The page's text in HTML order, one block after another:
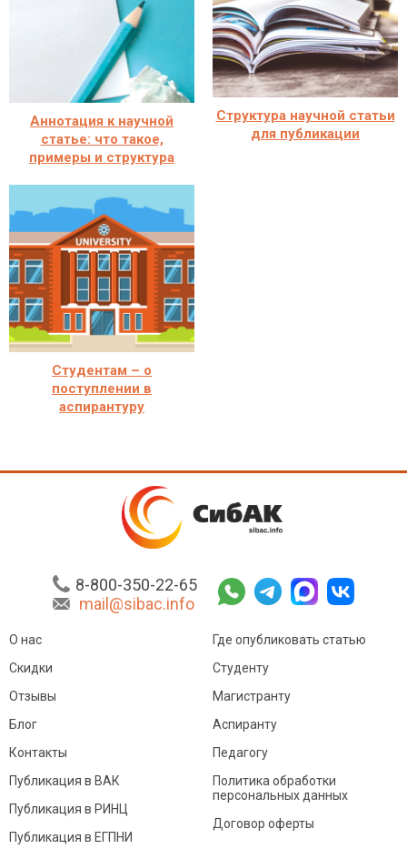
Аннотация к научной
статье: что такое,
примеры и структура
Структура научной статьи
для публикации
Студентам – о
поступлении в
аспирантуру
8-800-350-22-65
mail@sibac.info
О нас
Скидки
Отзывы
Блог
Контакты
Где опубликовать статью
Студенту
Магистранту
Аспиранту
Педагогу
Публикация в ВАК
Публикация в РИНЦ
Публикация в ЕГПНИ
Политика обработки
персональных данных
Договор оферты